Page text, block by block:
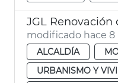
JGL Renovación
modificado hace 8
ALCALDÍA
URBANISMO Y